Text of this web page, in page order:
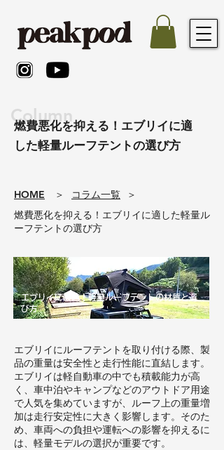
Column
燃費悪化を抑える！エブリイに適
した軽量ルーフテントの選び方
​HOME ​＞ コラム一覧
​＞
燃費悪化を抑える！エブリイに適した軽量ル
ーフテントの選び方
エブリイに最適！軽量ルーフテントの材質と選
び方
エブリイにルーフテントを取り付ける際、製
品の重量は安全性と走行性能に直結します。
エブリイは軽自動車の中でも積載能力が高
く、車中泊やキャンプなどのアウトドア用途
で人気を集めていますが、ルーフ上の重量増
加は走行安定性に大きく影響します。そのた
め、車両への負担や運転への影響を抑えるに
は、軽量モデルの選択が重要です。